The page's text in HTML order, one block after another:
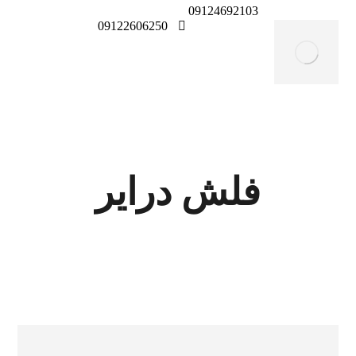
09122606250
09124692103
فلش درایر